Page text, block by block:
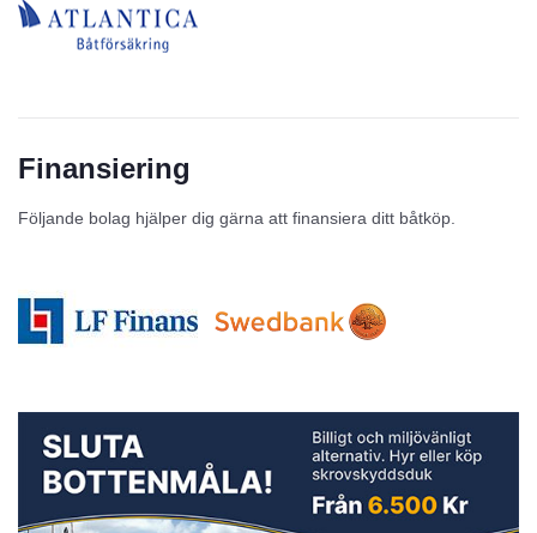
Finansiering
Följande bolag hjälper dig gärna att finansiera ditt båtköp.